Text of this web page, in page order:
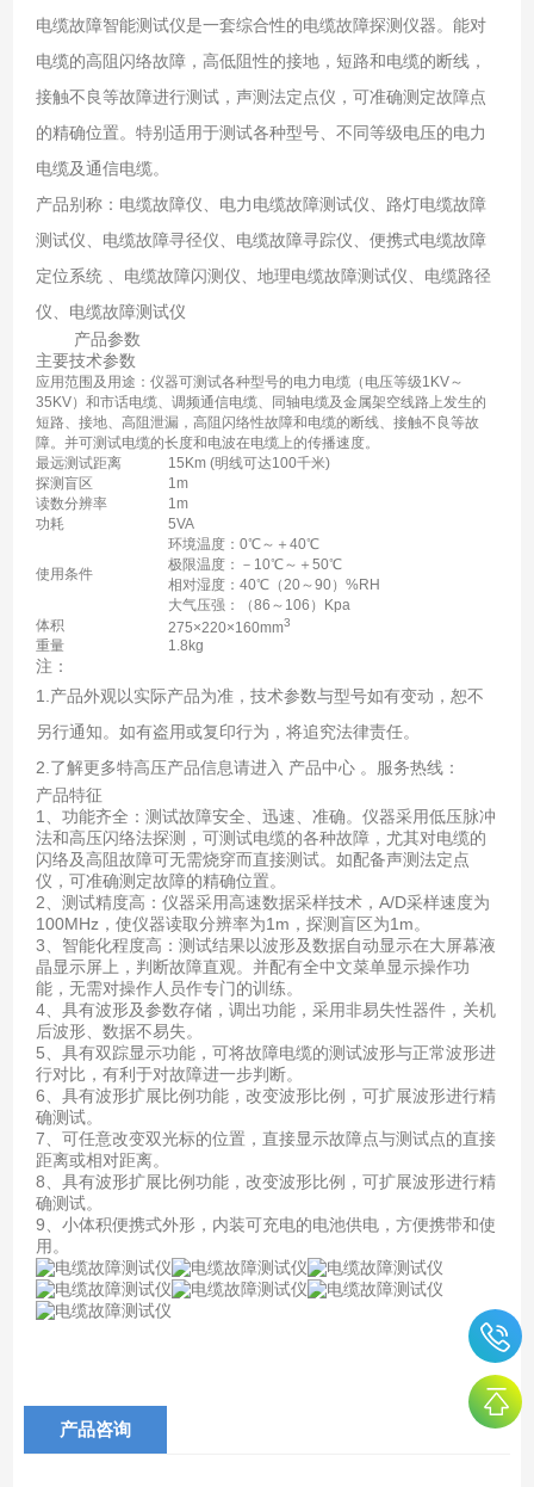
电缆故障智能测试仪是一套综合性的电缆故障探测仪器。能对
电缆的高阻闪络故障，高低阻性的接地，短路和电缆的断线，
接触不良等故障进行测试，声测法定点仪，可准确测定故障点
的精确位置。特别适用于测试各种型号、不同等级电压的电力
电缆及通信电缆。
产品别称：电缆故障仪、电力电缆故障测试仪、路灯电缆故障
测试仪、电缆故障寻径仪、电缆故障寻踪仪、便携式电缆故障
定位系统 、电缆故障闪测仪、地理电缆故障测试仪、电缆路径
仪、电缆故障测试仪
产品参数
主要技术参数
应用范围及用途：仪器可测试各种型号的电力电缆（电压等级1KV～
35KV）和市话电缆、调频通信电缆、同轴电缆及金属架空线路上发生的
短路、接地、高阻泄漏，高阻闪络性故障和电缆的断线、接触不良等故
障。并可测试电缆的长度和电波在电缆上的传播速度。
最远测试距离
15Km (明线可达100千米)
探测盲区
1m
读数分辨率
1m
功耗
5VA
使用条件
环境温度：0℃～＋40℃
极限温度：－10℃～＋50℃
相对湿度：40℃（20～90）%RH
大气压强：（86～106）Kpa
体积
275×220×160mm3
重量 1.8kg
注：
1.产品外观以实际产品为准，技术参数与型号如有变动，恕不
另行通知。如有盗用或复印行为，将追究法律责任。
2.了解更多特高压产品信息请进入 产品中心 。服务热线：
产品特征
1、功能齐全：测试故障安全、迅速、准确。仪器采用低压脉冲
法和高压闪络法探测，可测试电缆的各种故障，尤其对电缆的
闪络及高阻故障可无需烧穿而直接测试。如配备声测法定点
仪，可准确测定故障的精确位置。
2、测试精度高：仪器采用高速数据采样技术，A/D采样速度为
100MHz，使仪器读取分辨率为1m，探测盲区为1m。
3、智能化程度高：测试结果以波形及数据自动显示在大屏幕液
晶显示屏上，判断故障直观。并配有全中文菜单显示操作功
能，无需对操作人员作专门的训练。
4、具有波形及参数存储，调出功能，采用非易失性器件，关机
后波形、数据不易失。
5、具有双踪显示功能，可将故障电缆的测试波形与正常波形进
行对比，有利于对故障进一步判断。
6、具有波形扩展比例功能，改变波形比例，可扩展波形进行精
确测试。
7、可任意改变双光标的位置，直接显示故障点与测试点的直接
距离或相对距离。
8、具有波形扩展比例功能，改变波形比例，可扩展波形进行精
确测试。
9、小体积便携式外形，内装可充电的电池供电，方便携带和使
用。
产品咨询